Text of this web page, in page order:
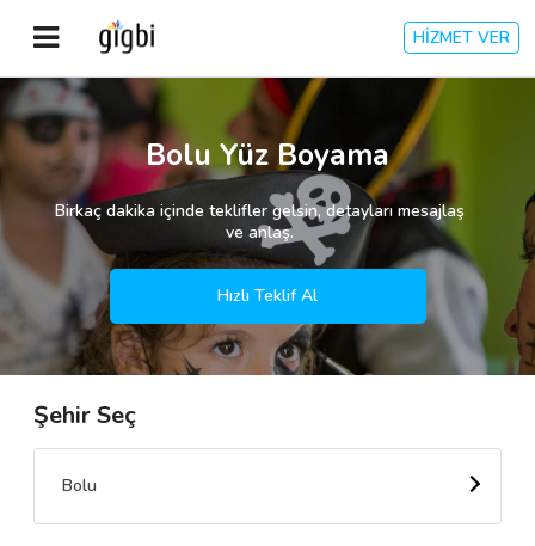
HİZMET VER
Anasayfa
Giriş Yap
Kayıt Ol
Kategoriler
🎈 Biz Kimiz?
🌟 Müşteri Değerlendirmeleri
Bolu Yüz Boyama
Birkaç dakika içinde teklifler gelsin, detayları mesajlaş
ve anlaş.
Hızlı Teklif Al
Şehir Seç
Bolu